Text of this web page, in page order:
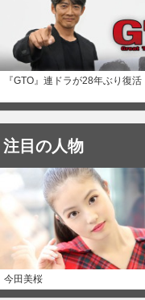
『GTO』連ドラが28年ぶり復活
注目の人物
今田美桜